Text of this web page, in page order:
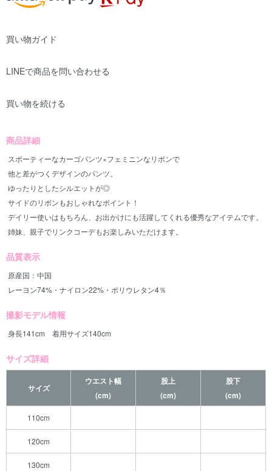
買い物ガイド
LINEで商品を問い合わせる
買い物を続ける
商品詳細
スポーティーなカーゴパンツ×フェミニンなリボンで
他と差がつくデザインのパンツ。
ゆったりとしたシルエットが◎
サイドのリボンもおしゃれなポイント！
デイリー使いはもちろん、お出かけにも活躍してくれる優秀なアイテムです。
姉妹、親子でリンクコーデもお楽しみいただけます。
品質表示
原産国：中国
レーヨン74%・ナイロン22%・ポリウレタン4％
撮影モデル情報
身長141cm 着用サイズ140cm
サイズ詳細
サイズ
ウエスト幅
(cm)
股上
(cm)
股下
(cm)
110cm
120cm
130cm